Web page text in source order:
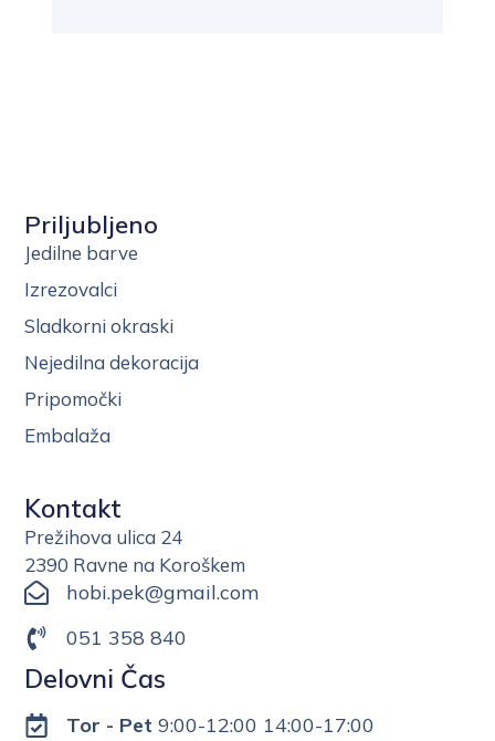
Priljubljeno
Jedilne barve
Izrezovalci
Sladkorni okraski
Nejedilna dekoracija
Pripomočki
Embalaža
Kontakt
Prežihova ulica 24
2390 Ravne na Koroškem
hobi.pek@gmail.com
051 358 840
Delovni Čas
Tor - Pet 9:00-12:00 14:00-17:00